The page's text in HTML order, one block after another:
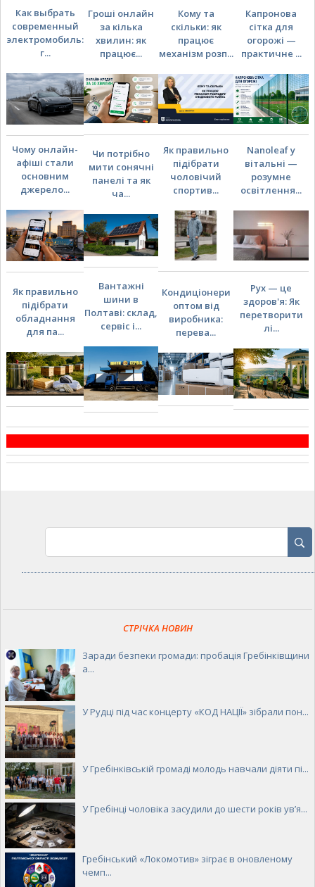
Как выбрать
современный
электромобиль:
г...
Гроші онлайн
за кілька
хвилин: як
працює...
Кому та
скільки: як
працює
механізм розп...
Капронова
сітка для
огорожі —
практичне ...
Чому онлайн-
афіші стали
основним
джерело...
Чи потрібно
мити сонячні
панелі та як
ча...
Як правильно
підібрати
чоловічий
спортив...
Nanoleaf у
вітальні —
розумне
освітлення...
Як правильно
підібрати
обладнання
для па...
Вантажні
шини в
Полтаві: склад,
сервіс і...
Кондиціонери
оптом від
виробника:
перева...
Рух — це
здоров'я: Як
перетворити
лі...
СТРІЧКА НОВИН
Заради безпеки громади: пробація Гребінківщини
а...
У Рудці під час концерту «КОД НАЦІЇ» зібрали пон...
У Гребінківській громаді молодь навчали діяти пі...
У Гребінці чоловіка засудили до шести років ув’я...
Гребінський «Локомотив» зіграє в оновленому
чемп...